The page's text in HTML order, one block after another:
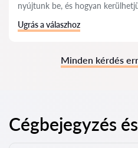
nyújtunk be, és hogyan
Ugrás a válaszhoz
Minden kérdés
Cégbejegyzés